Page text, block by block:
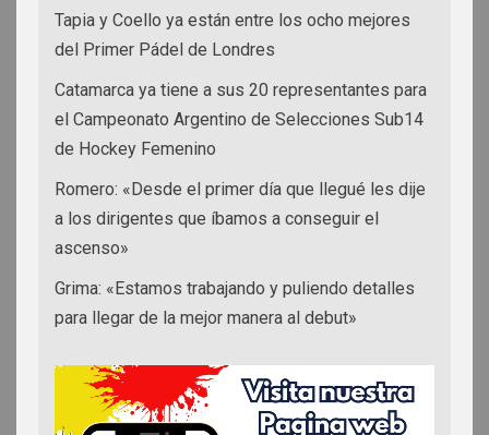
Tapia y Coello ya están entre los ocho mejores
del Primer Pádel de Londres
Catamarca ya tiene a sus 20 representantes para
el Campeonato Argentino de Selecciones Sub14
de Hockey Femenino
Romero: «Desde el primer día que llegué les dije
a los dirigentes que íbamos a conseguir el
ascenso»
Grima: «Estamos trabajando y puliendo detalles
para llegar de la mejor manera al debut»